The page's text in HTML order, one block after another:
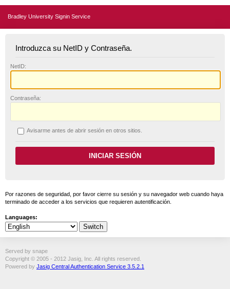
Bradley University Signin Service
Introduzca su NetID y Contraseña.
NetID:
Contraseña:
Avisarme antes de abrir sesión en otros sitios.
Por razones de seguridad, por favor cierre su sesión y su navegador web cuando haya
terminado de acceder a los servicios que requieren autentificación.
Languages:
Served by snape
Copyright © 2005 - 2012 Jasig, Inc. All rights reserved.
Powered by Jasig Central Authentication Service 3.5.2.1